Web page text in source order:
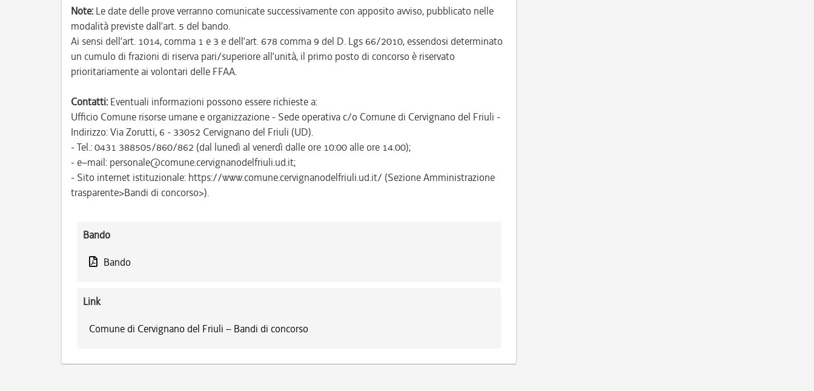
Note: Le date delle prove verranno comunicate successivamente con apposito avviso, pubblicato nelle
modalità previste dall’art. 5 del bando.
Ai sensi dell’art. 1014, comma 1 e 3 e dell’art. 678 comma 9 del D. Lgs 66/2010, essendosi determinato
un cumulo di frazioni di riserva pari/superiore all’unità, il primo posto di concorso è riservato
prioritariamente ai volontari delle FFAA.
Contatti: Eventuali informazioni possono essere richieste a:
Ufficio Comune risorse umane e organizzazione - Sede operativa c/o Comune di Cervignano del Friuli -
Indirizzo: Via Zorutti, 6 - 33052 Cervignano del Friuli (UD).
- Tel.: 0431 388505/860/862 (dal lunedì al venerdì dalle ore 10:00 alle ore 14.00);
- e–mail: personale@comune.cervignanodelfriuli.ud.it;
- Sito internet istituzionale: https://www.comune.cervignanodelfriuli.ud.it/ (Sezione Amministrazione
trasparente>Bandi di concorso>).
Bando
Bando
Link
Comune di Cervignano del Friuli – Bandi di concorso